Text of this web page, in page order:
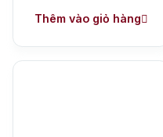
Thương
Thêm vào giỏ hàng